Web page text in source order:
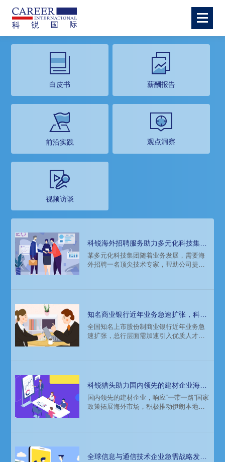
白皮书 薪酬报告
前沿实践 观点洞察
视频访谈
科锐海外招聘服务助力多元化科技集团
海外引入顶尖技术专家
某多元化科技集团随着业务发展，需要海
外招聘一名顶尖技术专家，帮助公司提高
知名商业银行近年业务急速扩张，科锐
猎头助力引入优质人才
全国知名上市股份制商业银行近年业务急
速扩张，总行层面需加速引入优质人才，
科锐猎头助力国内领先的建材企业海外
招聘人才，推动业务发展
国内领先的建材企业，响应“一带一路”国家
政策拓展海外市场，积极推动伊朗本地市
国家经理。
全球信息与通信技术企业急需战略发展